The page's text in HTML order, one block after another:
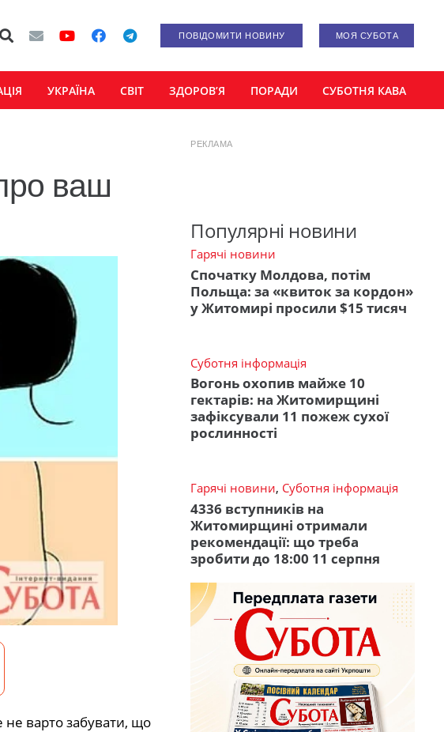
ПОВІДОМИТИ НОВИНУ МОЯ СУБОТА
УКРАЇНА СВІТ ЗДОРОВ’Я ПОРАДИ СУБОТНЯ КАВА
ваш
варто забувати, що
РЕКЛАМА
Популярні новини
Гарячі новини
Спочатку Молдова, потім
Польща: за «квиток за кордон»
у Житомирі просили $15 тисяч
Суботня інформація
Вогонь охопив майже 10
гектарів: на Житомирщині
зафіксували 11 пожеж сухої
рослинності
Гарячі новини, Суботня інформація
4336 вступників на
Житомирщині отримали
рекомендації: що треба
зробити до 18:00 11 серпня